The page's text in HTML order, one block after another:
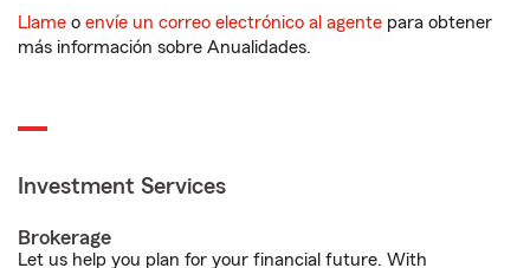
Llame o envíe un correo electrónico al agente para obtener
más información sobre Anualidades.
Investment Services
Brokerage
Let us help you plan for your financial future. With